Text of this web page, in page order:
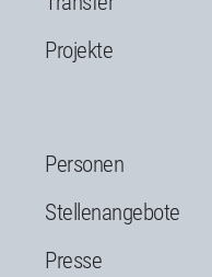
Projekte
Personen
Stellenangebote
Presse